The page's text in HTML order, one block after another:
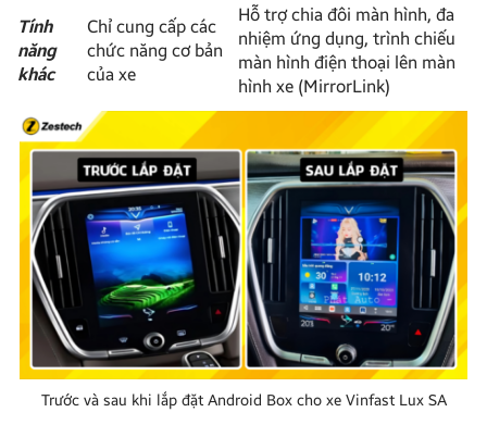
Tính
năng
khác
Chỉ cung cấp các
chức năng cơ bản
của xe
Hỗ trợ chia đôi màn hình, đa
nhiệm ứng dụng, trình chiếu
màn hình điện thoại lên màn
hình xe (MirrorLink)
Trước và sau khi lắp đặt Android Box cho xe Vinfast Lux SA